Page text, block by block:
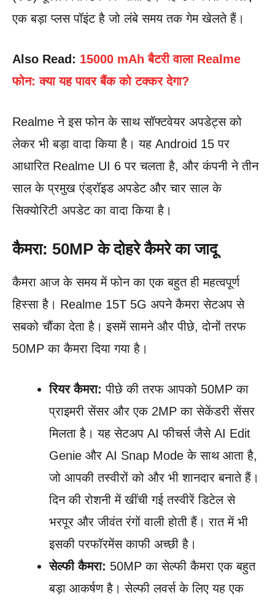
एक बड़ा प्लस पॉइंट है जो लंबे समय तक गेम खेलते हैं।
Also Read: 15000 mAh बैटरी वाला Realme
फोन: क्या यह पावर बैंक को टक्कर देगा?
Realme ने इस फोन के साथ सॉफ्टवेयर अपडेट्स को
लेकर भी बड़ा वादा किया है। यह Android 15 पर
आधारित Realme UI 6 पर चलता है, और कंपनी ने तीन
साल के प्रमुख एंड्रॉइड अपडेट और चार साल के
सिक्योरिटी अपडेट का वादा किया है।
कैमरा: 50MP के दोहरे कैमरे का जादू
कैमरा आज के समय में फोन का एक बहुत ही महत्वपूर्ण
हिस्सा है। Realme 15T 5G अपने कैमरा सेटअप से
सबको चौंका देता है। इसमें सामने और पीछे, दोनों तरफ
50MP का कैमरा दिया गया है।
रियर कैमरा: पीछे की तरफ आपको 50MP का
प्राइमरी सेंसर और एक 2MP का सेकेंडरी सेंसर
मिलता है। यह सेटअप AI फीचर्स जैसे AI Edit
Genie और AI Snap Mode के साथ आता है,
जो आपकी तस्वीरों को और भी शानदार बनाते हैं।
दिन की रोशनी में खींची गई तस्वीरें डिटेल से
भरपूर और जीवंत रंगों वाली होती हैं। रात में भी
इसकी परफॉरमेंस काफी अच्छी है।
सेल्फी कैमरा: 50MP का सेल्फी कैमरा एक बहुत
बड़ा आकर्षण है। सेल्फी लवर्स के लिए यह एक